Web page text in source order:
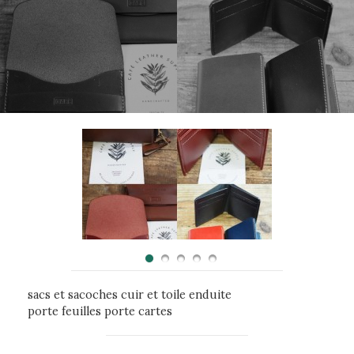
sacs et sacoches cuir et toile enduite
porte feuilles porte cartes